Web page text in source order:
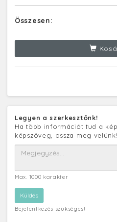
Összesen:
Legyen a szerkesztőnk!
Ha több információt tud a
képszöveg, ossza meg velünk!
Max. 1000 karakter
Bejelentkezés szükséges!